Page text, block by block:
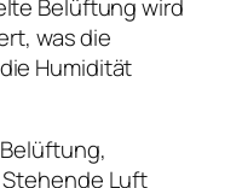
Belüftung wird
was die
Humidität
Luft